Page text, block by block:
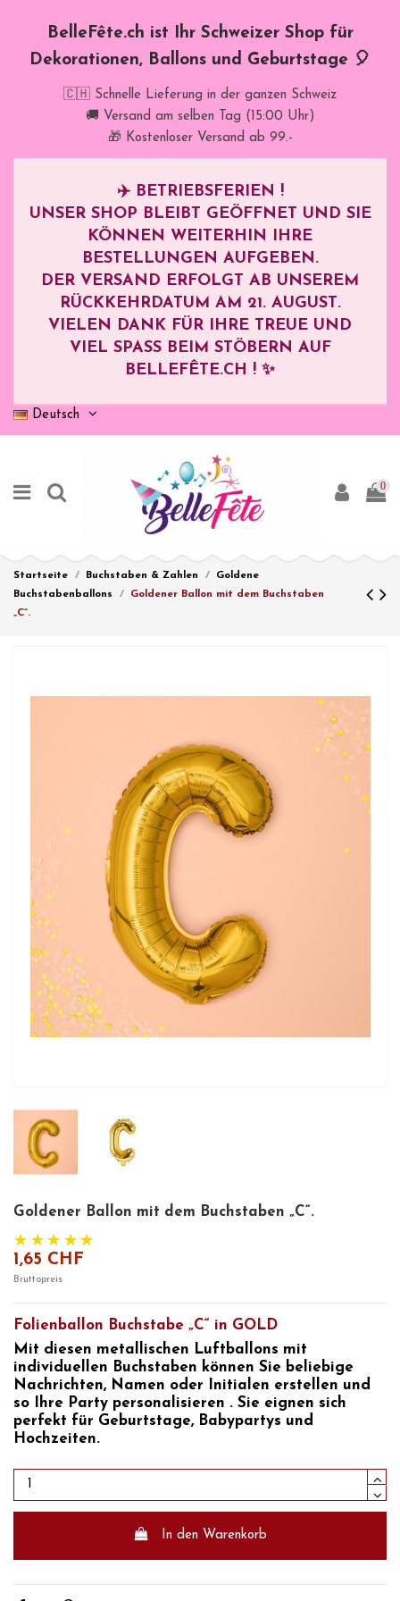
BelleFête.ch ist Ihr Schweizer Shop für
Dekorationen, Ballons und Geburtstage 🎈
🇨🇭 Schnelle Lieferung in der ganzen Schweiz
🚚 Versand am selben Tag (15:00 Uhr)
🎁 Kostenloser Versand ab 99.-
✈️ BETRIEBSFERIEN !
UNSER SHOP BLEIBT GEÖFFNET UND SIE
KÖNNEN WEITERHIN IHRE
BESTELLUNGEN AUFGEBEN.
DER VERSAND ERFOLGT AB UNSEREM
RÜCKKEHRDATUM AM 21. AUGUST.
VIELEN DANK FÜR IHRE TREUE UND
VIEL SPASS BEIM STÖBERN AUF B
ELLEFÊTE.CH ! ✨
Deutsch
0
Startseite Buchstaben & Zahlen
Goldene
Buchstabenballons
Goldener Ballon mit dem Buchstaben
„C“.
Goldener Ballon mit dem Buchstaben „C“.
1,65 CHF
Bruttopreis
Folienballon Buchstabe „C“ in GOLD
Mit diesen metallischen Luftballons mit
individuellen Buchstaben können Sie beliebige
Nachrichten, Namen oder Initialen erstellen und
so
Ihre Party personalisieren . Sie eignen sich
perfekt für Geburtstage, Babypartys und
Hochzeiten.
In den Warenkorb